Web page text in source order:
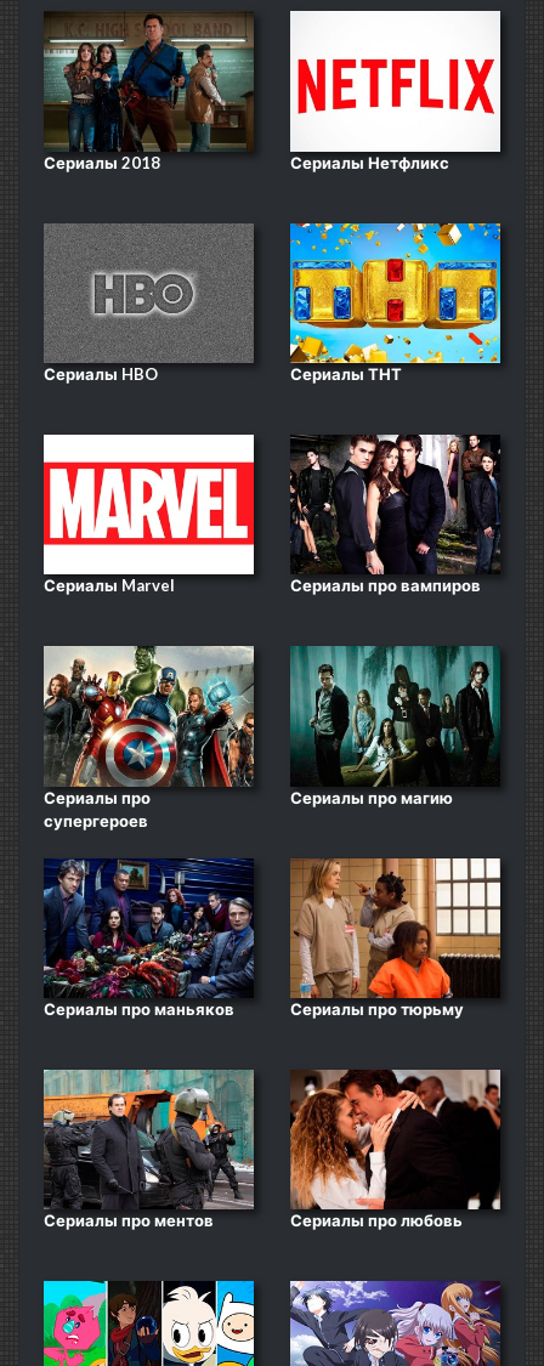
Сериалы 2018 Сериалы Нетфликс
Сериалы HBO Сериалы ТНТ
Сериалы Marvel Сериалы про вампиров
Сериалы про
супергероев
Сериалы про магию
Сериалы про маньяков Сериалы про тюрьму
Сериалы про ментов Сериалы про любовь